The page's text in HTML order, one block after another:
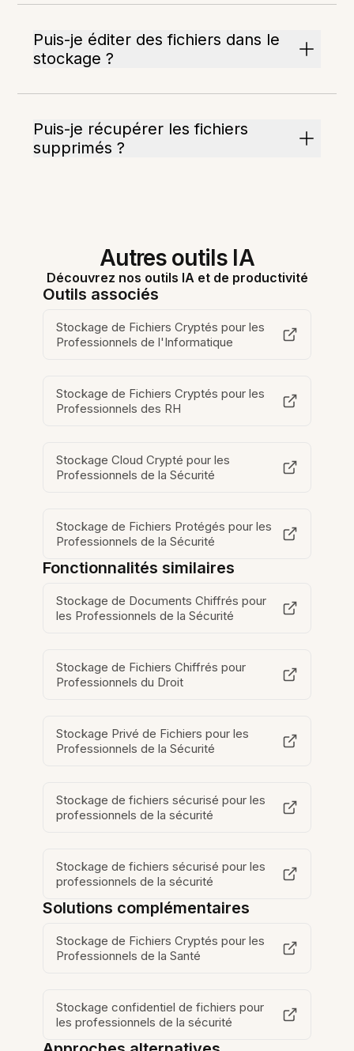
Puis-je éditer des fichiers dans le
stockage ?
Puis-je récupérer les fichiers
supprimés ?
Autres outils IA
Découvrez nos outils IA et de productivité
Outils associés
Stockage de Fichiers Cryptés pour les
Professionnels de l'Informatique
Stockage de Fichiers Cryptés pour les
Professionnels des RH
Stockage Cloud Crypté pour les
Professionnels de la Sécurité
Stockage de Fichiers Protégés pour les
Professionnels de la Sécurité
Fonctionnalités similaires
Stockage de Documents Chiffrés pour
les Professionnels de la Sécurité
Stockage de Fichiers Chiffrés pour
Professionnels du Droit
Stockage Privé de Fichiers pour les
Professionnels de la Sécurité
Stockage de fichiers sécurisé pour les
professionnels de la sécurité
Stockage de fichiers sécurisé pour les
professionnels de la sécurité
Solutions complémentaires
Stockage de Fichiers Cryptés pour les
Professionnels de la Santé
Stockage confidentiel de fichiers pour
les professionnels de la sécurité